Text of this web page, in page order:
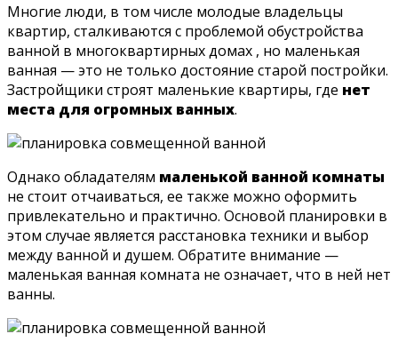
Многие люди, в том числе молодые владельцы
квартир, сталкиваются с проблемой обустройства
ванной в многоквартирных домах , но маленькая
ванная — это не только достояние старой постройки.
Застройщики строят маленькие квартиры, где нет
места для огромных ванных.
Однако обладателям маленькой ванной комнаты
не стоит отчаиваться, ее также можно оформить
привлекательно и практично. Основой планировки в
этом случае является расстановка техники и выбор
между ванной и душем. Обратите внимание —
маленькая ванная комната не означает, что в ней нет
ванны.